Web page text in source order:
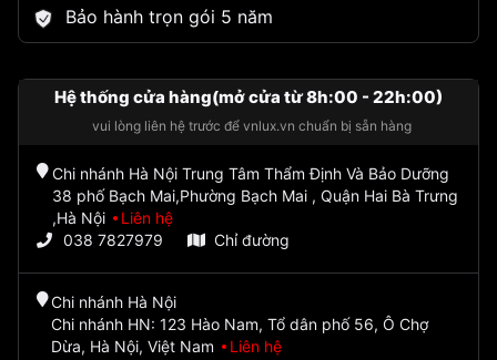
Bảo hành trọn gói 5 năm
Hệ thống cửa hàng(mở cửa từ 8h:00 - 22h:00)
vui lòng liên hệ trước để vnlux.vn chuẩn bị sẵn hàng
Chi nhánh Hà Nội Trung Tâm Thẩm Định Và Bảo Dưỡng
38 phố Bạch Mai,Phường Bạch Mai , Quận Hai Bà Trưng
,Hà Nội
Liên hệ
038 7827979
Chỉ đường
Chi nhánh Hà Nội
Chi nhánh HN: 123 Hào Nam, Tổ dân phố 56, Ô Chợ
Dừa, Hà Nội, Việt Nam
Liên hệ